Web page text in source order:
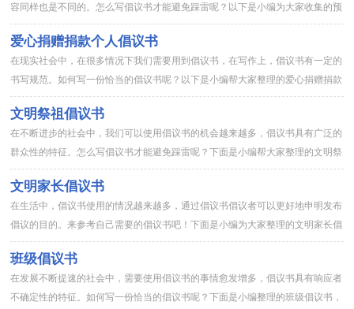
容同样也是不同的。怎么写倡议书才能避免踩雷呢？以下是小编为大家收集的预
防艾滋病倡议书，希望能够帮助到大家。预防艾滋病倡议书1全国的...
爱心捐赠捐款个人倡议书
在现实社会中，在很多情况下我们需要用到倡议书，在写作上，倡议书有一定的
书写规范。如何写一份恰当的倡议书呢？以下是小编帮大家整理的爱心捐赠捐款
个人倡议书，仅供参考，欢迎大家阅读。爱心捐赠捐款个人倡议书1...
文明祭祖倡议书
在不断进步的社会中，我们可以使用倡议书的机会越来越多，倡议书具有广泛的
群众性的特征。怎么写倡议书才能避免踩雷呢？下面是小编帮大家整理的文明祭
祖倡议书，希望对大家有所帮助。文明祭祖倡议书1各会员单位：为...
文明家长倡议书
在生活中，倡议书使用的情况越来越多，通过倡议书倡议者可以更好地申明发布
倡议的目的。来参考自己需要的倡议书吧！下面是小编为大家整理的文明家长倡
议书，欢迎阅读与收藏。文明家长倡议书1全市广大妇女姐妹们：文...
班级倡议书
在发展不断提速的社会中，需要使用倡议书的事情愈发增多，倡议书具有响应者
不确定性的特征。如何写一份恰当的倡议书呢？下面是小编整理的班级倡议书，